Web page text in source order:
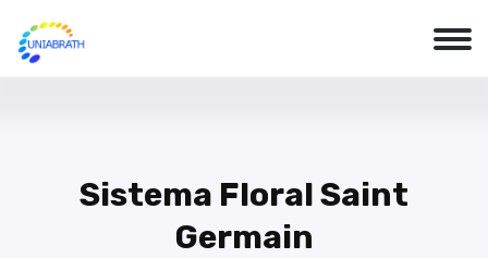
Sistema Floral Saint
Germain